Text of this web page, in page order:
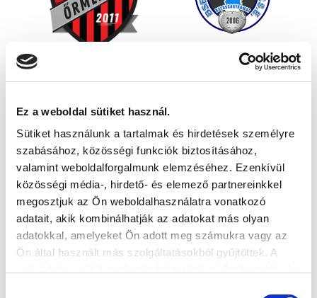
Ez a weboldal sütiket használ.
Sütiket használunk a tartalmak és hirdetések személyre
szabásához, közösségi funkciók biztosításához,
valamint weboldalforgalmunk elemzéséhez. Ezenkívül
közösségi média-, hirdető- és elemező partnereinkkel
megosztjuk az Ön weboldalhasználatra vonatkozó
adatait, akik kombinálhatják az adatokat más olyan
adatokkal, amelyeket Ön adott meg számukra vagy az
Ön által használt más szolgáltatásokból gyűjtöttek. A